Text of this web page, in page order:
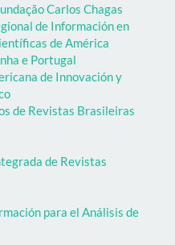
Carlos Chagas
de Información en
de América
e Portugal
de Innovación y
de Revistas Brasileiras
de Revistas
para el Análisis de